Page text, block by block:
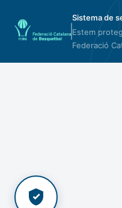
Sistema de
Estem
Federació